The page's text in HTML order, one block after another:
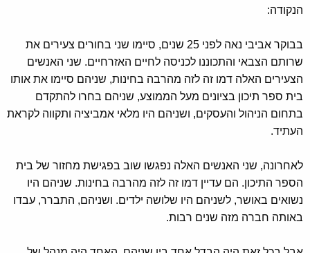
הנקודה:
בבוקר אביבי נאה לפני 25 שנים, סיימו שני בחורים צעירים את
שרותם הצבאי והתכוננו לכניסה לחיים האזרחיים. שני האנשים
הצעירים האלה דמו זה לזה מהרבה בחינות, שניהם סיימו את אותו
בית ספר תיכון בציונים מעל הממוצע, שניהם בחרו להתקדם
בתחום הניהול והעסקים, ושניהם היו מלאי אמביציה ותקווה לקראת
העתיד.
לאחרונה, שני האנשים האלה נפגשו שוב בפגישת מחזור של בית
הספר התיכון. הם עדיין דמו זה לזה מהרבה בחינות. שניהם היו
נשואים באושר, לשניהם היו שלושה ילדים. ושניהם, התברר, עבדו
באותה חברה מזה שנים רבות.